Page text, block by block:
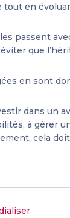
en
passent
que
en sont
dans un
à gérer
cela